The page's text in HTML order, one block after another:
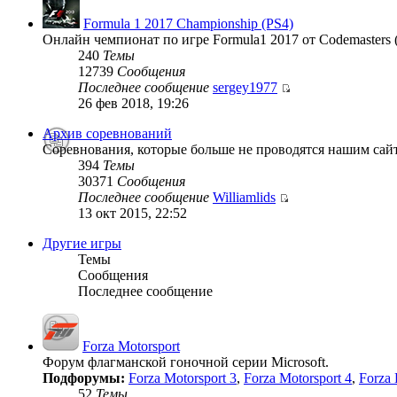
Formula 1 2017 Championship (PS4)
Онлайн чемпионат по игре Formula1 2017 от Codemasters
240 Темы
12739 Сообщения
Последнее сообщение sergey1977
26 фев 2018, 19:26
Архив соревнований
Соревнования, которые больше не проводятся нашим
394 Темы
30371 Сообщения
Последнее сообщение Williamlids
13 окт 2015, 22:52
Другие игры
Темы
Сообщения
Последнее сообщение
Forza Motorsport
Форум флагманской гоночной серии Microsoft.
Подфорумы: Forza Motorsport 3, Forza Motorsport 4, Forza
52 Темы